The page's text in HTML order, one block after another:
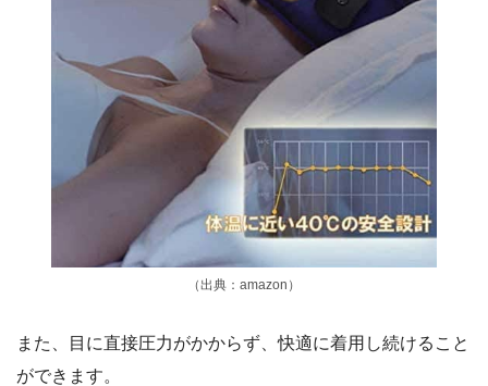
（出典：amazon）
また、目に直接圧力がかからず、快適に着用し続けること
ができます。